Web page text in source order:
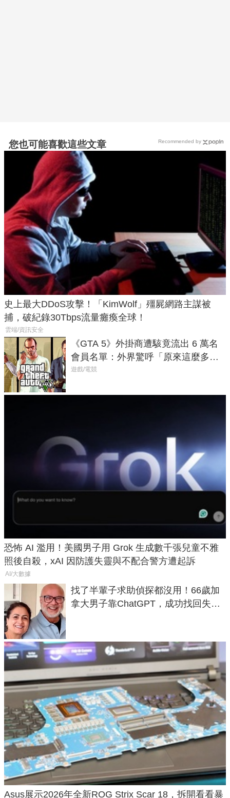
您也可能喜歡這些文章
史上最大DDoS攻擊！「KimWolf」殭屍網路主謀被
捕，破紀錄30Tbps流量癱瘓全球！
雲端/資訊安全
《GTA 5》外掛商遭駭竟流出 6 萬名
會員名單：外界驚呼「原來這麼多人
在開掛！」
遊戲/電競
恐怖 AI 濫用！美國男子用 Grok 生成數千張兒童不雅
照後自殺，xAI 因防護失靈與不配合警方遭起訴
AI/大數據
找了半輩子求助偵探都沒用！66歲加
拿大男子靠ChatGPT，成功找回失散
Asus展示2026年全新ROG Strix Scar 18，拆開看看暴
Recommended by